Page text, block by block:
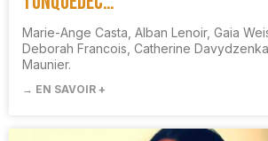
Marie-Ange Casta, Alban Lenoir, Gaia
Deborah Francois, Catherine
Maunier.
→ EN SAVOIR +